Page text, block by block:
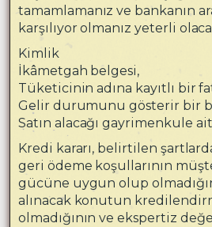
tamamlamanız ve bankanın
karşılıyor olmanız yeterli
Kimlik
İkâmetgah belgesi,
Tüketicinin adına kayıtlı bir
Gelir durumunu gösterir bir
Satın alacağı gayrimenkule
Kredi kararı, belirtilen
geri ödeme koşullarının
gücüne uygun olup
alınacak konutun
olmadığının ve ekspertiz